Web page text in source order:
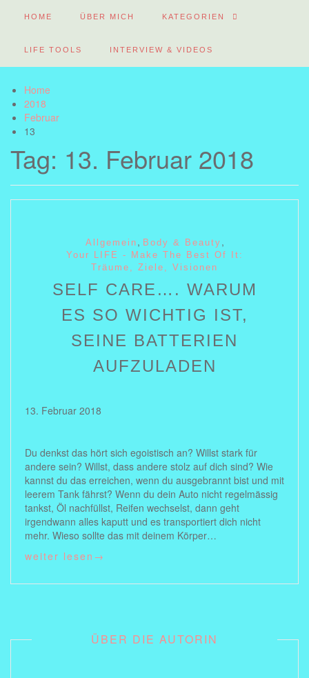
HOME ÜBER MICH KATEGORIEN
LIFE TOOLS INTERVIEW & VIDEOS
Home
2018
Februar
13
Tag: 13. Februar 2018
Allgemein , Body & Beauty ,
Your LIFE - Make The Best Of It:
Träume, Ziele, Visionen
SELF CARE…. WARUM
ES SO WICHTIG IST,
SEINE BATTERIEN
AUFZULADEN
13. Februar 2018
Du denkst das hört sich egoistisch an? Willst stark für
andere sein? Willst, dass andere stolz auf dich sind? Wie
kannst du das erreichen, wenn du ausgebrannt bist und mit
leerem Tank fährst? Wenn du dein Auto nicht regelmässig
tankst, Öl nachfüllst, Reifen wechselst, dann geht
irgendwann alles kaputt und es transportiert dich nicht
mehr. Wieso sollte das mit deinem Körper…
weiter lesen →
ÜBER DIE AUTORIN